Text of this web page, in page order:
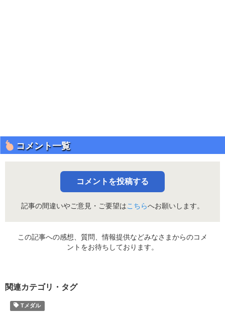
コメント一覧
コメントを投稿する
記事の間違いやご意見・ご要望はこちらへお願いします。
この記事への感想、質問、情報提供などみなさまからのコメ
ントをお待ちしております。
関連カテゴリ・タグ
Tメダル